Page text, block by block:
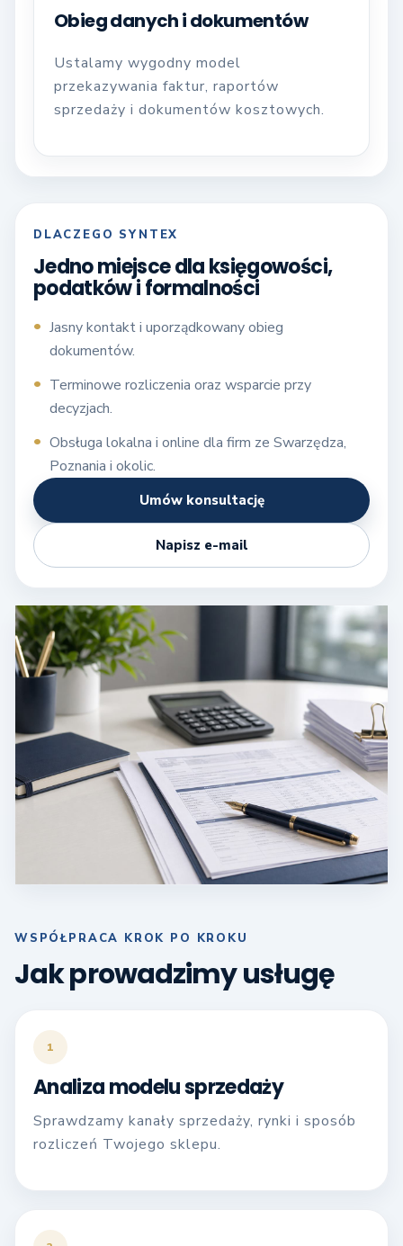
Obieg danych i dokumentów
Ustalamy wygodny model
przekazywania faktur, raportów
sprzedaży i dokumentów kosztowych.
DLACZEGO SYNTEX
Jedno miejsce dla księgowości,
podatków i formalności
Jasny kontakt i uporządkowany obieg
dokumentów.
Terminowe rozliczenia oraz wsparcie przy
decyzjach.
Obsługa lokalna i online dla firm ze Swarzędza,
Poznania i okolic.
Umów konsultację
Napisz e-mail
WSPÓŁPRACA KROK PO KROKU
Jak prowadzimy usługę
1
Analiza modelu sprzedaży
Sprawdzamy kanały sprzedaży, rynki i sposób
rozliczeń Twojego sklepu.